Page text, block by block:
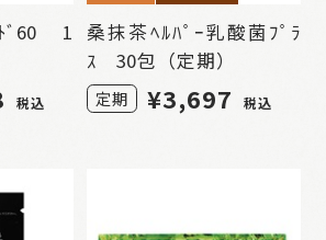
ﾄﾞ60 1
税込
桑抹茶ﾍﾙﾊﾟｰ乳酸菌ﾌﾟﾗ
ｽ 30包（定期）
定期 ¥3,697 税込